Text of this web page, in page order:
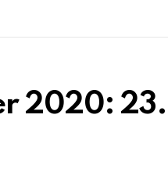
2020: 23.